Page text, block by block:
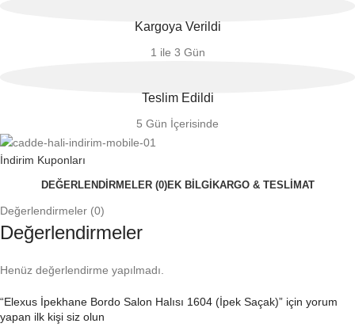
Kargoya Verildi
1 ile 3 Gün
Teslim Edildi
5 Gün İçerisinde
İndirim Kuponları
DEĞERLENDIRMELER (0)EK BILGI KARGO & TESLİMAT
Değerlendirmeler (0)
Değerlendirmeler
Henüz değerlendirme yapılmadı.
“Elexus İpekhane Bordo Salon Halısı 1604 (İpek Saçak)” için yorum
yapan ilk kişi siz olun